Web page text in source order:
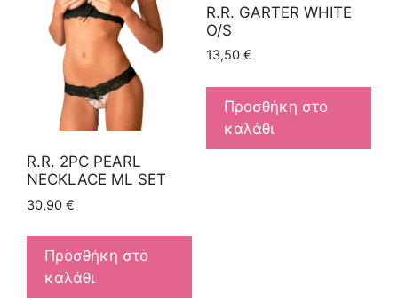
R.R. 2PC PEARL
NECKLACE ML SET
30,90 €
Προσθήκη στο
καλάθι
R.R. GARTER WHITE
O/S
13,50 €
Προσθήκη στο
καλάθι